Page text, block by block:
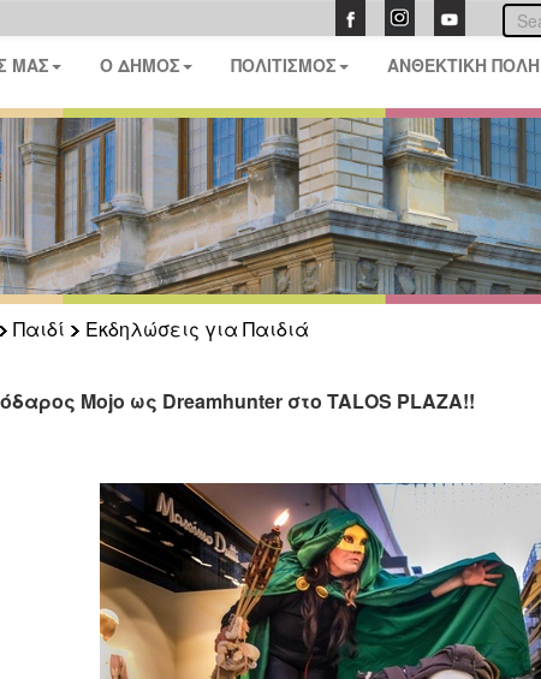
ΜΑΣ Ο ΔΗΜΟΣ ΠΟΛΙΤΙΣΜΟΣ ΑΝΘΕΚΤΙΚΗ ΠΟΛΗ
Παιδί
Εκδηλώσεις για Παιδιά
Mojo ως Dreamhunter στο TALOS PLAZA!!